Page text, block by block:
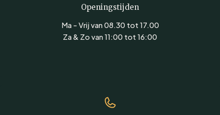
Openingstijden
Ma - Vrij van 08.30 tot 17.00
Za & Zo van 11:00 tot 16:00